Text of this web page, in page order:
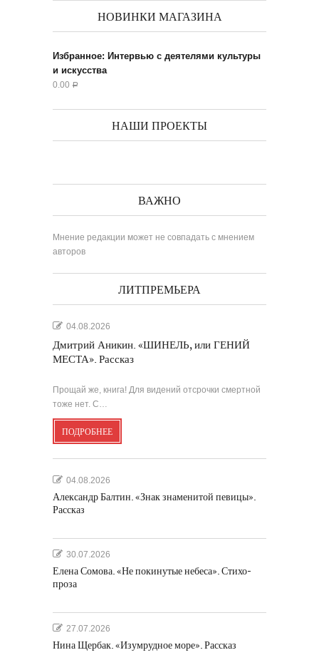
НОВИНКИ МАГАЗИНА
Избранное: Интервью с деятелями культуры
и искусства
0.00 Р
НАШИ ПРОЕКТЫ
ВАЖНО
Мнение редакции может не совпадать с мнением
авторов
ЛИТПРЕМЬЕРА
04.08.2026
Дмитрий Аникин. «ШИНЕЛЬ, или ГЕНИЙ
МЕСТА». Рассказ
Прощай же, книга! Для видений отсрочки смертной
тоже нет. С…
ПОДРОБНЕЕ
04.08.2026
Александр Балтин. «Знак знаменитой певицы».
Рассказ
30.07.2026
Елена Сомова. «Не покинутые небеса». Стихо-
проза
27.07.2026
Нина Щербак. «Изумрудное море». Рассказ